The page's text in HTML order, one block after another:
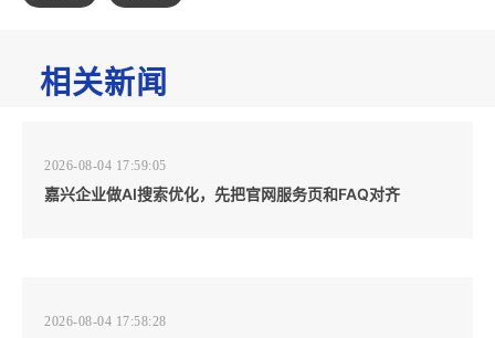
相关新闻
2026-08-04 17:59:05
嘉兴企业做AI搜索优化，先把官网服务页和FAQ对齐
2026-08-04 17:58:28